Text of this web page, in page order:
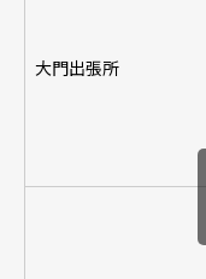
大門出張所